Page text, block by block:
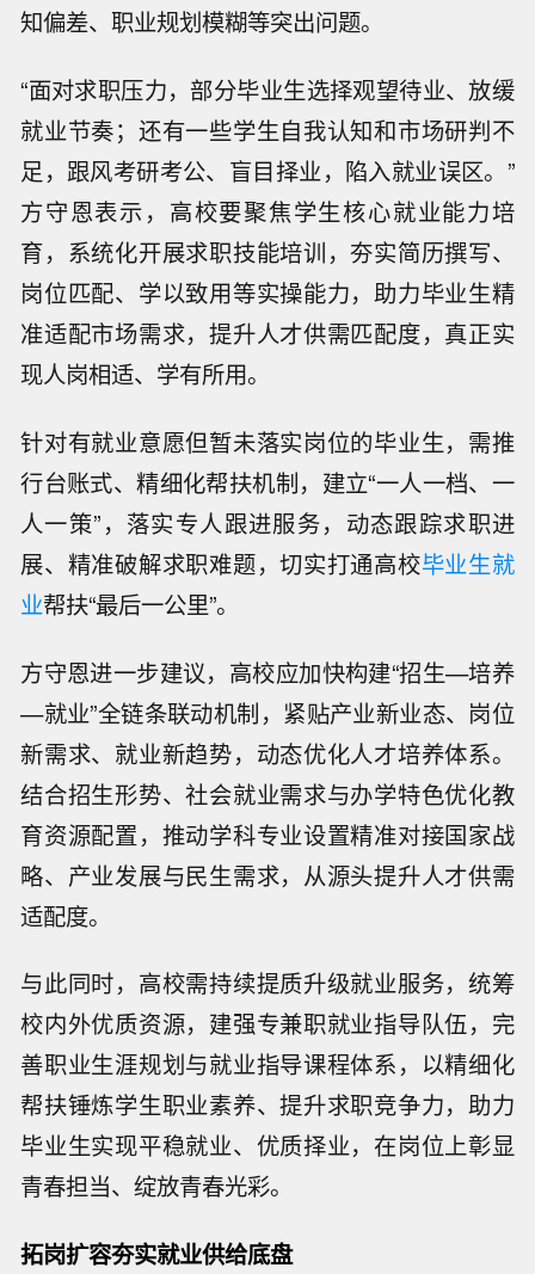
知偏差、职业规划模糊等突出问题。
“面对求职压力，部分毕业生选择观望待业、放缓
就业节奏；还有一些学生自我认知和市场研判不
足，跟风考研考公、盲目择业，陷入就业误区。”
方守恩表示，高校要聚焦学生核心就业能力培
育，系统化开展求职技能培训，夯实简历撰写、
岗位匹配、学以致用等实操能力，助力毕业生精
准适配市场需求，提升人才供需匹配度，真正实
现人岗相适、学有所用。
针对有就业意愿但暂未落实岗位的毕业生，需推
行台账式、精细化帮扶机制，建立“一人一档、一
人一策”，落实专人跟进服务，动态跟踪求职进
展、精准破解求职难题，切实打通高校毕业生就
业帮扶“最后一公里”。
方守恩进一步建议，高校应加快构建“招生—培养
—就业”全链条联动机制，紧贴产业新业态、岗位
新需求、就业新趋势，动态优化人才培养体系。
结合招生形势、社会就业需求与办学特色优化教
育资源配置，推动学科专业设置精准对接国家战
略、产业发展与民生需求，从源头提升人才供需
适配度。
与此同时，高校需持续提质升级就业服务，统筹
校内外优质资源，建强专兼职就业指导队伍，完
善职业生涯规划与就业指导课程体系，以精细化
帮扶锤炼学生职业素养、提升求职竞争力，助力
毕业生实现平稳就业、优质择业，在岗位上彰显
青春担当、绽放青春光彩。
拓岗扩容夯实就业供给底盘